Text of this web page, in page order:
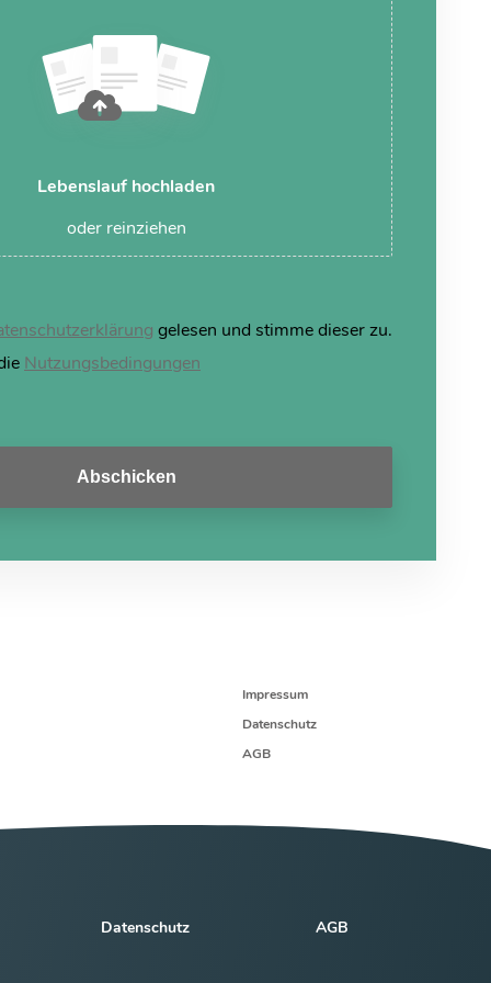
Lebenslauf hochladen
oder reinziehen
gelesen und stimme dieser zu.
Nutzungsbedingungen
Abschicken
Impressum
Datenschutz
AGB
Datenschutz AGB